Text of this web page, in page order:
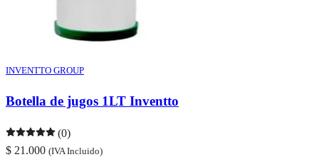
INVENTTO GROUP
Botella de jugos 1LT Inventto
(0)
$ 21.000 (IVA Incluido)